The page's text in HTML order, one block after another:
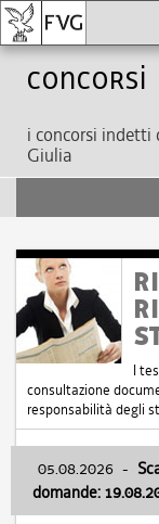
Concorsi
i concorsi indetti
Giulia
I
consultazione
responsabilità degli
05.08.2026 -
domande: